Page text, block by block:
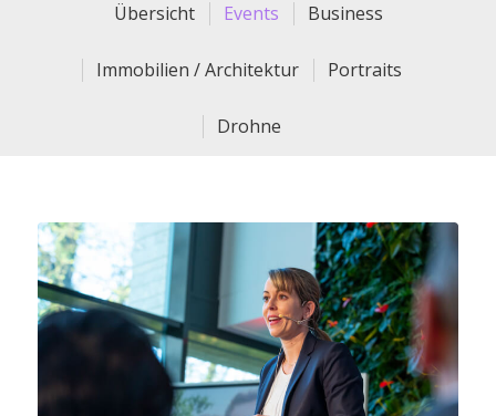
Übersicht Events Business
Immobilien / Architektur Portraits
Drohne